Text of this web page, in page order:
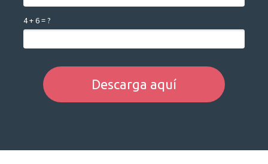
4 + 6 = ?
Descarga aquí